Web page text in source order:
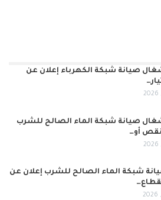
صيانة شبكة الكهرباء إعلان عن
صيانة شبكة الماء الصالح للشرب
أو…
شبكة الماء الصالح للشرب إعلان عن